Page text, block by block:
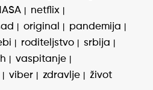
netflix
original
pandemija
roditeljstvo
srbija
vaspitanje
viber zdravlje život